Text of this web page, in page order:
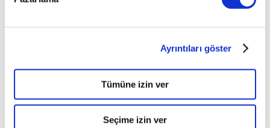
Ayrıntıları göster
Tümüne izin ver
Seçime izin ver
bittiğini
anlayacağınızı
Şimdi
akü
bitince